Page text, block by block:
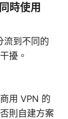
時使用
流到不同的
擾。
用 VPN 的
則自建方案